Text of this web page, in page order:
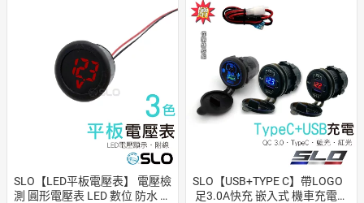
男裝 化妝保養
日本購物 電子/紙本書
HOT
SLO【LED平板電壓表】 電壓檢
測 圓形電壓表 LED 數位 防水
SLO【USB+TYPE C】帶LOGO
足3.0A快充 嵌入式 機車充電